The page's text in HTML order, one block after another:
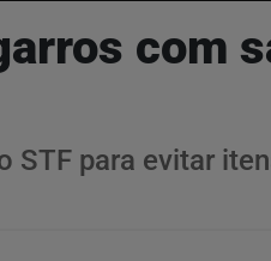
com
para evitar